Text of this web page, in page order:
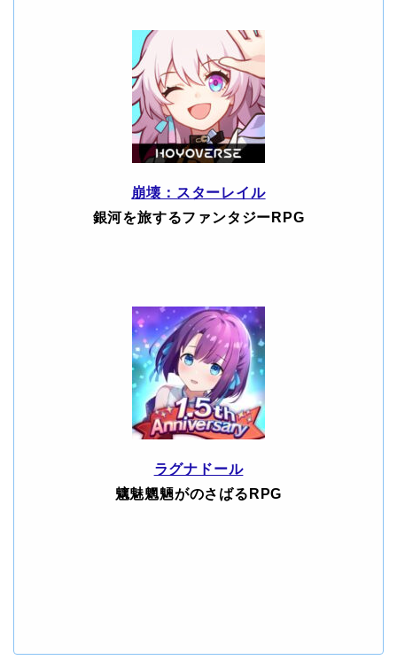
崩壊：スターレイル
銀河を旅するファンタジーRPG
ラグナドール
魑魅魍魎がのさばるRPG